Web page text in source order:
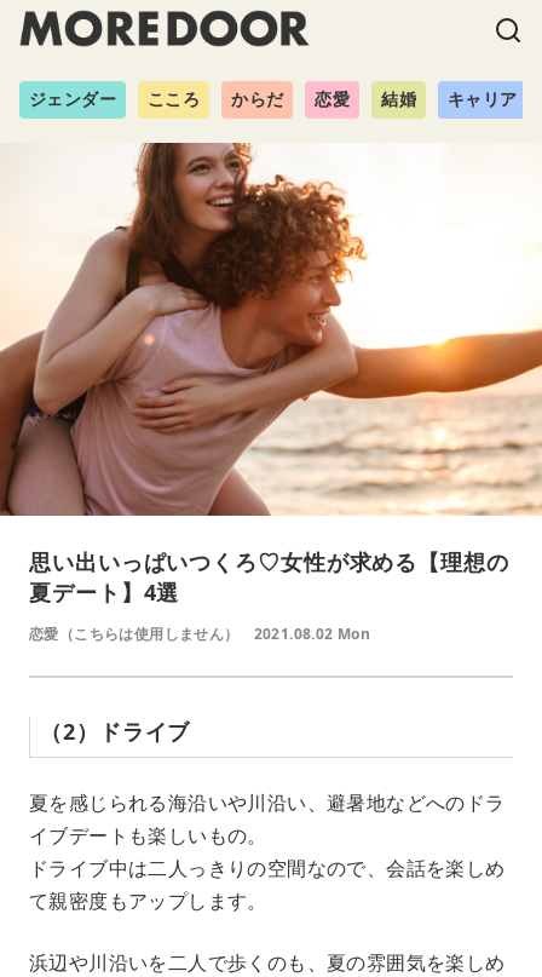
ジェンダー こころ からだ 恋愛 結婚 キャリア
思い出いっぱいつくろ♡女性が求める【理想の
夏デート】4選
恋愛（こちらは使用しません） 2021.08.02 Mon
（2）ドライブ
夏を感じられる海沿いや川沿い、避暑地などへのドラ
イブデートも楽しいもの。
ドライブ中は二人っきりの空間なので、会話を楽しめ
て親密度もアップします。
浜辺や川沿いを二人で歩くのも、夏の雰囲気を楽しめ